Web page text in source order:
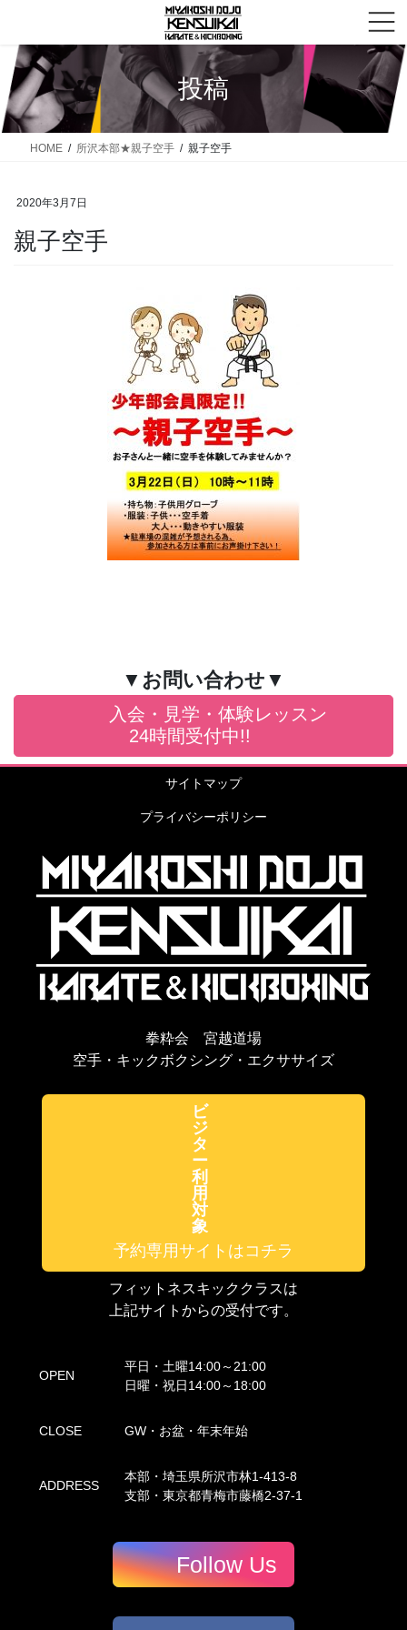
ン
ツ
へ
ー
シ
ョ
投稿
HOME 所沢本部★親子空手 親子空手
2020年3月7日
親子空手
▼お問い合わせ▼
入会・見学・体験レッスン
24時間受付中!!
サイトマップ
プライバシーポリシー
拳粋会 宮越道場
空手・キックボクシング・エクササイズ
ビ
ジ
タ
ー
利
用
対
象
予約専用サイトはコチラ
フィットネスキッククラスは
上記サイトからの受付です。
OPEN
平日・土曜14:00～21:00
日曜・祝日14:00～18:00
CLOSE GW・お盆・年末年始
ADDRESS
本部・埼玉県所沢市林1-413-8
支部・東京都青梅市藤橋2-37-1
Follow Us